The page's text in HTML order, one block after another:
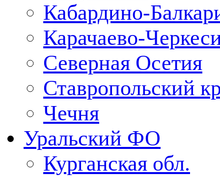
Кабардино-
Карачаево-
Северная Осетия
Ставропольский
Чечня
Уральский ФО
Курганская обл.